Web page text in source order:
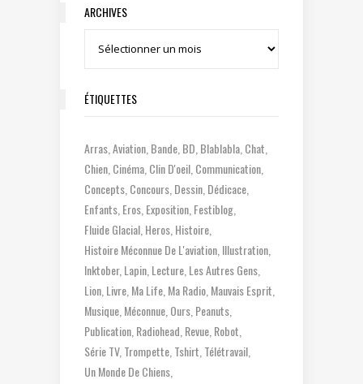
ARCHIVES
Archives
ÉTIQUETTES
Arras Aviation Bande BD Blablabla Chat
Chien Cinéma Clin D'oeil Communication
Concepts Concours Dessin Dédicace
Enfants Eros Exposition Festiblog
Fluide Glacial Heros Histoire
Histoire Méconnue De L'aviation Illustration
Inktober Lapin Lecture Les Autres Gens
Lion Livre Ma Life Ma Radio Mauvais Esprit
Musique Méconnue Ours Peanuts
Publication Radiohead Revue Robot
Série TV Trompette Tshirt Télétravail
Un Monde De Chiens